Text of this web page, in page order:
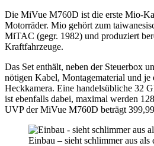
Die MiVue M760D ist die erste Mio-
Motorräder. Mio gehört zum
MiTAC (gegr. 1982) und produziert
Kraftfahrzeuge.
Das Set enthält, neben der Steuerbox
nötigen Kabel, Montagematerial und je
Heckkamera. Eine handelsübliche 32
ist ebenfalls dabei, maximal werden
UVP der MiVue M760D beträgt
Einbau – sieht schlimmer aus